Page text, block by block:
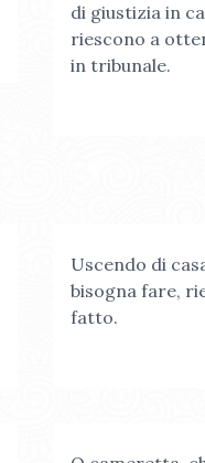
di giustizia in
riescono a
in tribunale.
Uscendo di
bisogna fare,
fatto.